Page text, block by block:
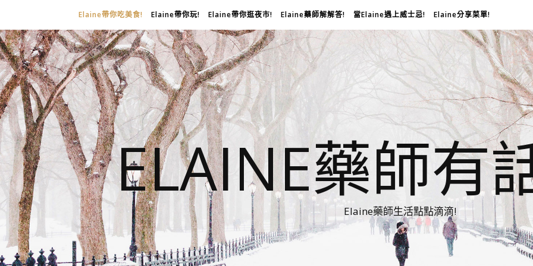
Elaine帶你吃美食! Elaine帶你玩! Elaine帶你逛夜市! Elaine藥師解解答! 當Elaine遇上威士忌! Elaine分享菜單!
ELAINE藥師有
Elaine藥師生活點點滴滴!